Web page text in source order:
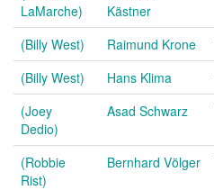
LaMarche)
Kästner
(Billy West) Raimund Krone
(Billy West)
Hans Klima
(Joey
Dedio)
Asad Schwarz
(Robbie
Rist)
Bernhard Völger